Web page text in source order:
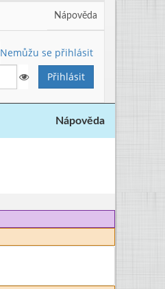
Nápověda
Nemůžu se přihlásit
Nápověda